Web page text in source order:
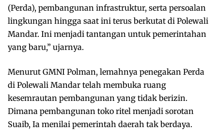
(Perda), pembangunan infrastruktur, serta persoalan
lingkungan hingga saat ini terus berkutat di Polewali
Mandar. Ini menjadi tantangan untuk pemerintahan
yang baru,” ujarnya.
Menurut GMNI Polman, lemahnya penegakan Perda
di Polewali Mandar telah membuka ruang
kesemrautan pembangunan yang tidak berizin.
Dimana pembangunan toko ritel menjadi sorotan
Suaib, Ia menilai pemerintah daerah tak berdaya.